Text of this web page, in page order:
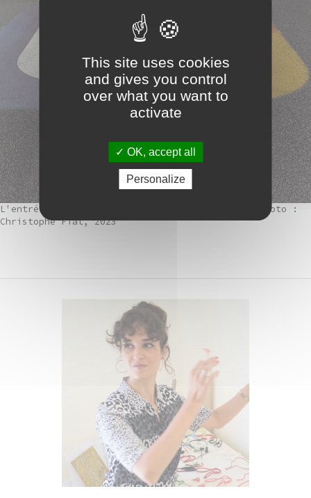
L'entrée du Centre Spatial Guyanais à Kourou
, photo :
Christophe Fiat, 2023
This site uses cookies
and gives you control
over what you want to
activate
OK, accept all
Personalize